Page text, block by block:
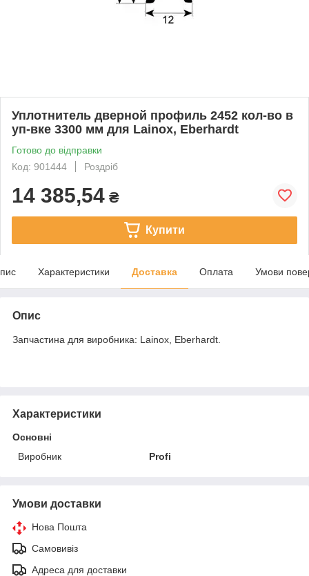
Уплотнитель дверной профиль 2452 кол-во в
уп-вке 3300 мм для Lainox, Eberhardt
Готово до відправки
Код: 901444
Роздріб
14 385,54 ₴
Купити
Характеристики Доставка Оплата Умови
Опис
Запчастина для виробника: Lainox, Eberhardt.
Характеристики
Основні
Виробник
Profi
Умови доставки
Нова Пошта
Самовивіз
Адреса для доставки